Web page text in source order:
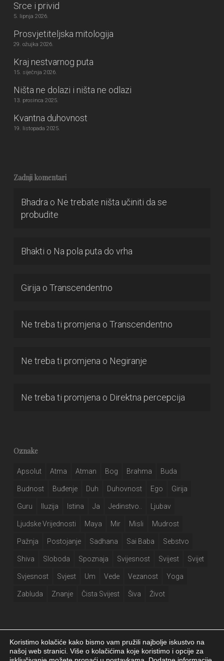
Srce i privid
5. lipnja 2026.
Prosvjetiteljska mitologija
29. ožujka 2026.
Kraj nestvarnog puta
15. siječnja 2026.
Ništa ne dolazi i ništa ne odlazi
13. prosinca 2025.
Kvantna duhovnost
19. listopada 2025.
Zadnji komentari
Bhadra o Ne trebate ništa učiniti da se
probudite
Bhakti o Na pola puta do vrha
Girija o Transcendentno
Ne treba ti promjena o Transcendentno
Ne treba ti promjena o Negiranje
Ne treba ti promjena o Direktna percepcija
Oznake
Apsolut Atma Atman Bog Brahma Buda
Budnost Buđenje Duh Duhovnost Ego Girija
Guru Iluzija Istina Ja Jedinstvo.. Ljubav
Ljudske Vrijednosti Maya Mir Misli Mudrost
Pažnja Postojanje Sadhana Sai Baba Sebstvo
Shiva Sloboda Spoznaja Svijesnost Svijest Svijet
Svjesnost Svjest Um Vede Vezanost Yoga
Zabluda Znanje Čista Svijest Šiva Život
Koristimo kolačiće kako bismo vam pružili najbolje iskustvo na
našoj web stranici. Više o kolačićima koje koristimo i opcije za